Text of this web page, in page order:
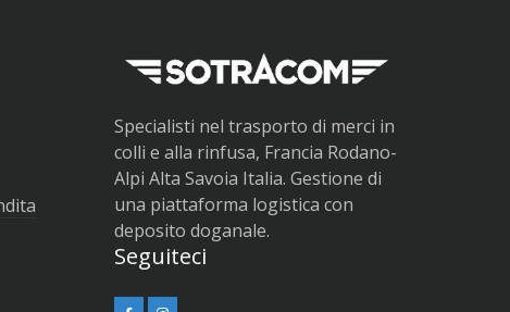
Specialisti nel trasporto di merci in
colli e alla rinfusa, Francia Rodano-
Alpi Alta Savoia Italia. Gestione di
una piattaforma logistica con
deposito doganale.
Seguiteci